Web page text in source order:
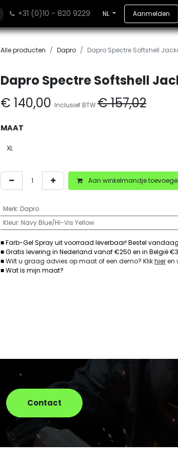
+31 (0)10 - 820 9229 NL Aanmelden
Alle producten Dapro Dapro Spectre Softshell
Dapro Spectre Softshell
€ 140,00 Inclusief BTW€157,02
MAAT
Aan winkelmandje
Merk: Dapro
Kleur: Navy Blue/Hi-Vis Yellow
■ Farb-Gel Spray uit voorraad leverbaar! Bestel
■ Gratis levering in Nederland vanaf €250 en in België
■Wilt u graag advies op maat of een demo? Klikhieren
■ Wat is mijn maat?
Contact